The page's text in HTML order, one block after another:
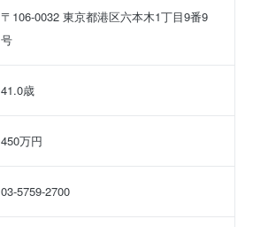
〒106-0032 東京都港区六本木1丁目9番9
号
41.0歳
450万円
03-5759-2700